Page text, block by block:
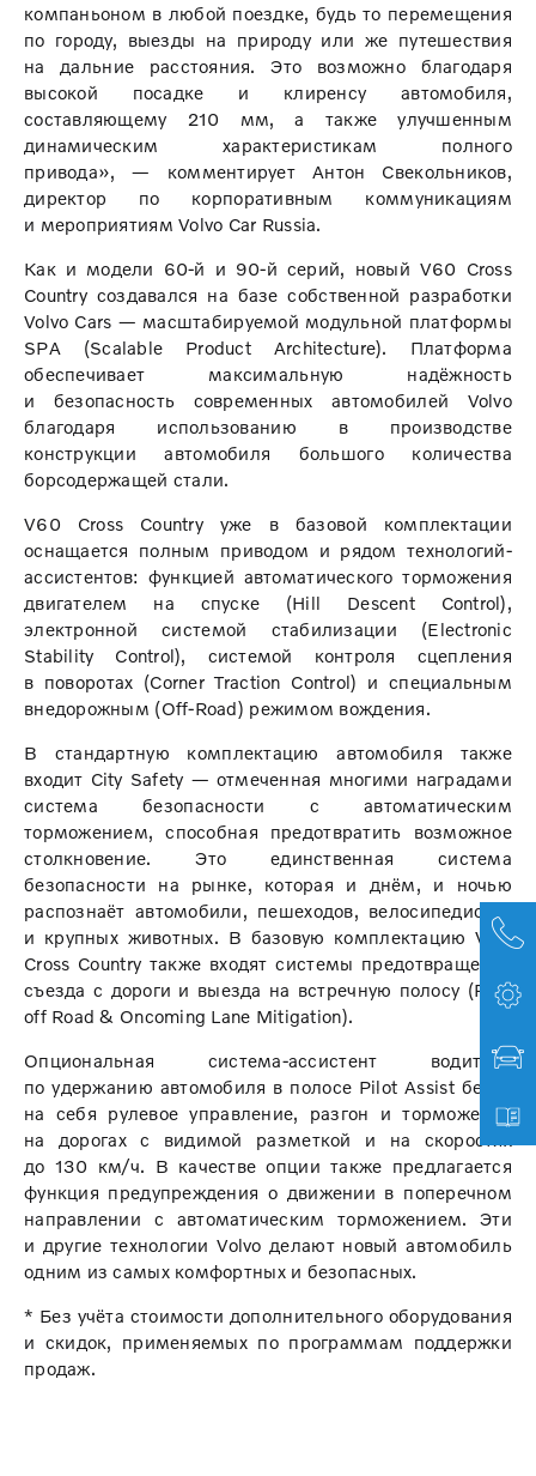
компаньоном в любой поездке, будь то перемещения
по городу, выезды на природу или же путешествия
на дальние расстояния. Это возможно благодаря
высокой посадке и клиренсу автомобиля,
составляющему 210 мм, а также улучшенным
динамическим характеристикам полного
привода», — комментирует Антон Свекольников,
директор по корпоративным коммуникациям
и мероприятиям Volvo Car Russia.
Как и модели 60-й и 90-й серий, новый V60 Cross
Country создавался на базе собственной разработки
Volvo Cars — масштабируемой модульной платформы
SPA (Scalable Product Architecture). Платформа
обеспечивает максимальную надёжность
и безопасность современных автомобилей Volvo
благодаря использованию в производстве
конструкции автомобиля большого количества
борсодержащей стали.
V60 Cross Country уже в базовой комплектации
оснащается полным приводом и рядом технологий-
ассистентов: функцией автоматического торможения
двигателем на спуске (Hill Descent Control),
электронной системой стабилизации (Electronic
Stability Control), системой контроля сцепления
в поворотах (Corner Traction Control) и специальным
внедорожным (Off-Road) режимом вождения.
В стандартную комплектацию автомобиля также
входит City Safety — отмеченная многими наградами
система безопасности с автоматическим
торможением, способная предотвратить возможное
столкновение. Это единственная система
безопасности на рынке, которая и днём, и ночью
распознаёт автомобили, пешеходов, велосипедистов
и крупных животных. В базовую комплектацию V60
Cross Country также входят системы предотвращения
съезда с дороги и выезда на встречную полосу (Run-
off Road & Oncoming Lane Mitigation).
Опциональная система-ассистент водителя
по удержанию автомобиля в полосе Pilot Assist берёт
на себя рулевое управление, разгон и торможение
на дорогах с видимой разметкой и на скоростях
до 130 км/ч. В качестве опции также предлагается
функция предупреждения о движении в поперечном
направлении с автоматическим торможением. Эти
и другие технологии Volvo делают новый автомобиль
одним из самых комфортных и безопасных.
* Без учёта стоимости дополнительного оборудования
и скидок, применяемых по программам поддержки
продаж.